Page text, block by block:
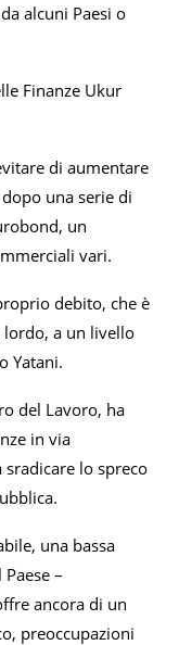
alcuni Paesi o
Finanze Ukur
di aumentare
una serie di
un
vari.
debito, che è
a un livello
Yatani.
del Lavoro, ha
in via
lo spreco
una bassa
–
ancora di un
preoccupazioni